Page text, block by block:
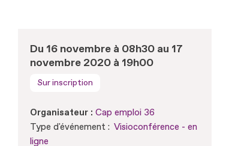
Du 16 novembre à 08h30 au 17
novembre 2020 à 19h00
Sur inscription
Organisateur : Cap emploi 36
Type d'événement : Visioconférence - en
ligne